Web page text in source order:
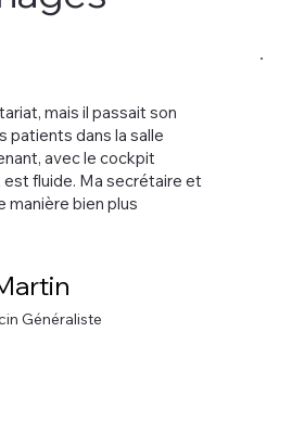
mais il passait son
patients dans la salle
avec le cockpit
fluide. Ma secrétaire et
manière bien plus
Généraliste